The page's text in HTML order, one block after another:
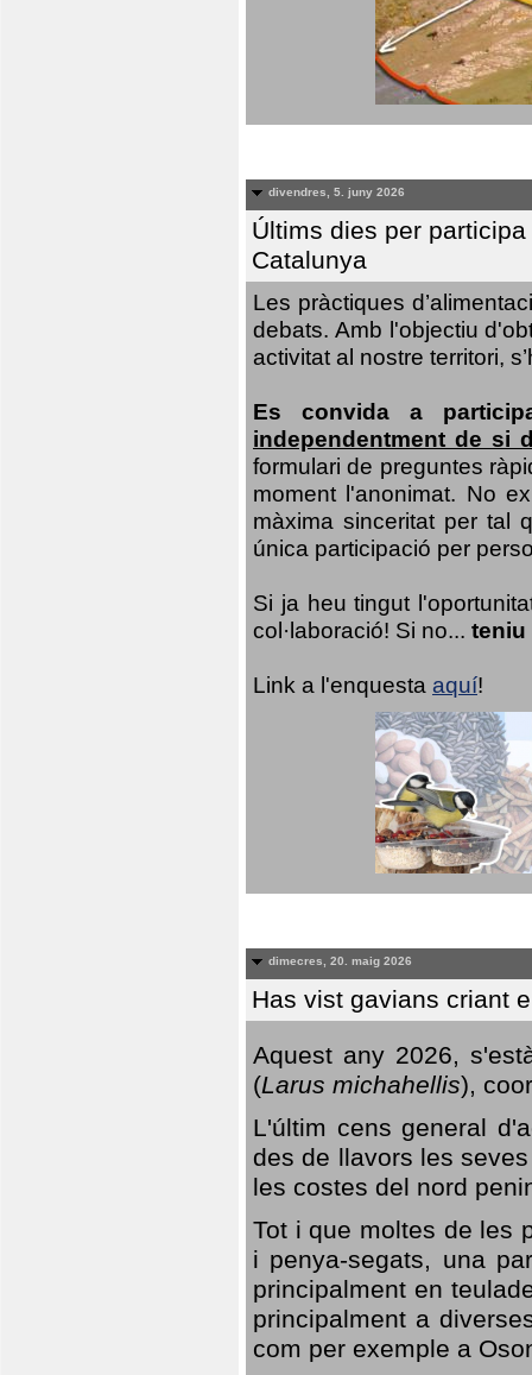
divendres, 5. juny 2026
Últims dies per
Catalunya
Les pràctiques
debats. Amb l'objectiu
activitat al nostre territori,
Es convida a
independentment de si
formulari de preguntes
moment l'anonimat. No
màxima sinceritat per tal
única participació per
Si ja heu tingut
col·laboració! Si no... teniu
Link a l'enquesta aquí!
dimecres, 20. maig 2026
Has vist gavians criant
Aquest any 2026,
(Larus michahellis),
L'últim cens general
des de llavors les
les costes del nord
Tot i que moltes de les
i penya-segats, una
principalment en
principalment a
com per exemple a